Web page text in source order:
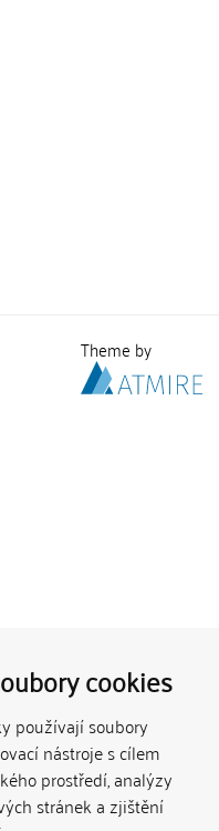
cookies
používají soubory
nástroje s cílem
prostředí, analýzy
stránek a zjištění
Theme by